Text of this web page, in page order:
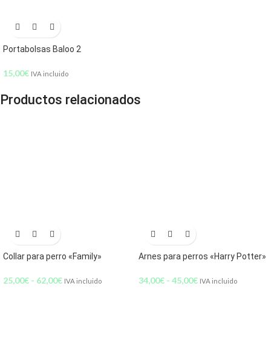
Portabolsas Baloo 2
15,00€ IVA incluido
Productos relacionados
Collar para perro «Family»
25,00€ - 62,00€ IVA incluido
Arnes para perros «Harry Potter»
34,00€ - 45,00€ IVA incluido